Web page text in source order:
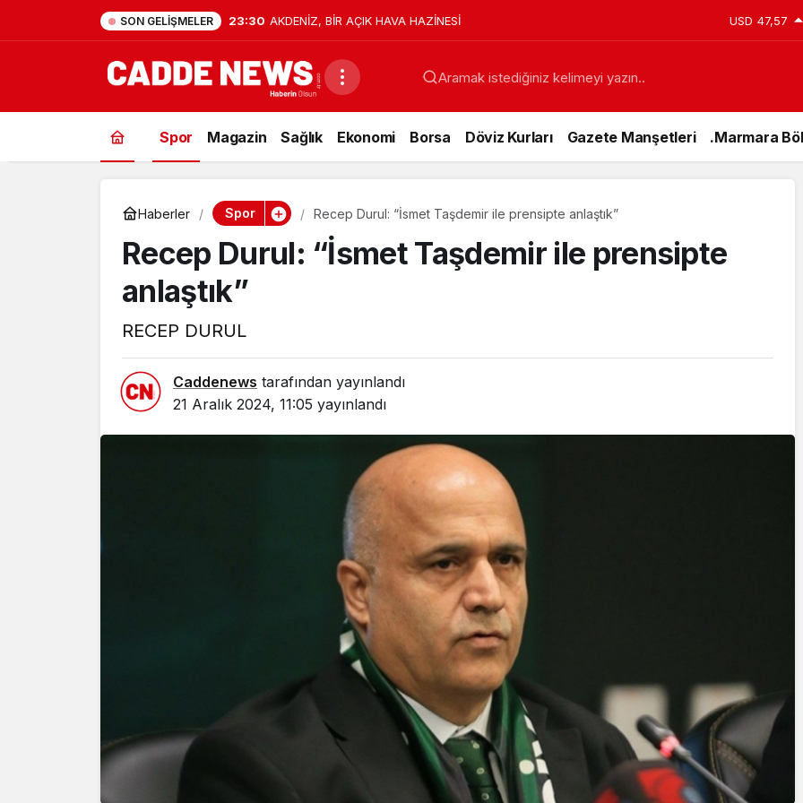
SON GELIŞMELER 23:30 AKDENİZ, BİR AÇIK HAVA HAZİNESİ USD 47,57
Aramak istediğiniz kelimeyi yazın..
Spor Magazin Sağlık Ekonomi Borsa Döviz Kurları Gazete Manşetleri .Marmara
Haberler Spor Recep Durul: “İsmet Taşdemir ile prensipte anlaştık”
Recep Durul: “İsmet Taşdemir ile prensipte
anlaştık”
RECEP DURUL
Caddenews tarafından yayınlandı
21 Aralık 2024, 11:05 yayınlandı
Yazarlar
AKDENİZ, BİR AÇIK
HAVA HAZİNESİ
Genel